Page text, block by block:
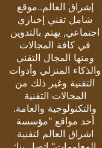
إشراق العالم..موقع
شامل تقني إخباري
اجتماعي, يهتم بالتدوين
في كافة المجالات
ومنها المجال التقني
والذكاء المنزلي وأدوات
التقنية وغير ذلك من
المجالات التقنية
والتكنولوجية والعامة.
أحد مواقع "مؤسسة
اشراق العالم لتقنية